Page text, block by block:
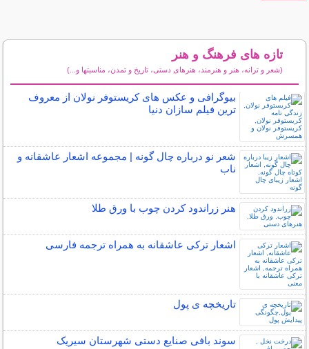
تازه های فرهنگ و هنر
(شعر و ترانه، هنر و هنرمند، هنرهای دستی، تاریخ و تمدن، مناسبتها و...)
بیوگرافی و عکس های کریستوفر نولان از معروف
ترین فیلم سازان دنیا
شعر نو درباره چال گونه | مجموعه اشعار عاشقانه و
ناب
هنر زراندود كردن چوب با ورق طلا
اشعار ترکی عاشقانه به همراه ترجمه فارسی
تاریخچه ی پول
سوند بافی صنایع دستی شهرستان سیریک